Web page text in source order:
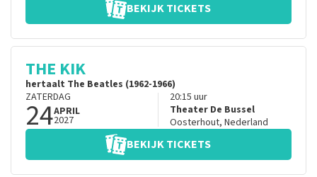
BEKIJK TICKETS
THE KIK
hertaalt The Beatles (1962-1966)
ZATERDAG
24APRIL
2027
20:15 uur
Theater De Bussel
Oosterhout, Nederland
BEKIJK TICKETS